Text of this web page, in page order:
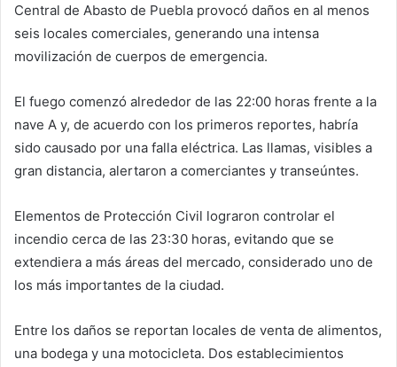
Central de Abasto de Puebla provocó daños en al menos
seis locales comerciales, generando una intensa
movilización de cuerpos de emergencia.
El fuego comenzó alrededor de las 22:00 horas frente a la
nave A y, de acuerdo con los primeros reportes, habría
sido causado por una falla eléctrica. Las llamas, visibles a
gran distancia, alertaron a comerciantes y transeúntes.
Elementos de Protección Civil lograron controlar el
incendio cerca de las 23:30 horas, evitando que se
extendiera a más áreas del mercado, considerado uno de
los más importantes de la ciudad.
Entre los daños se reportan locales de venta de alimentos,
una bodega y una motocicleta. Dos establecimientos